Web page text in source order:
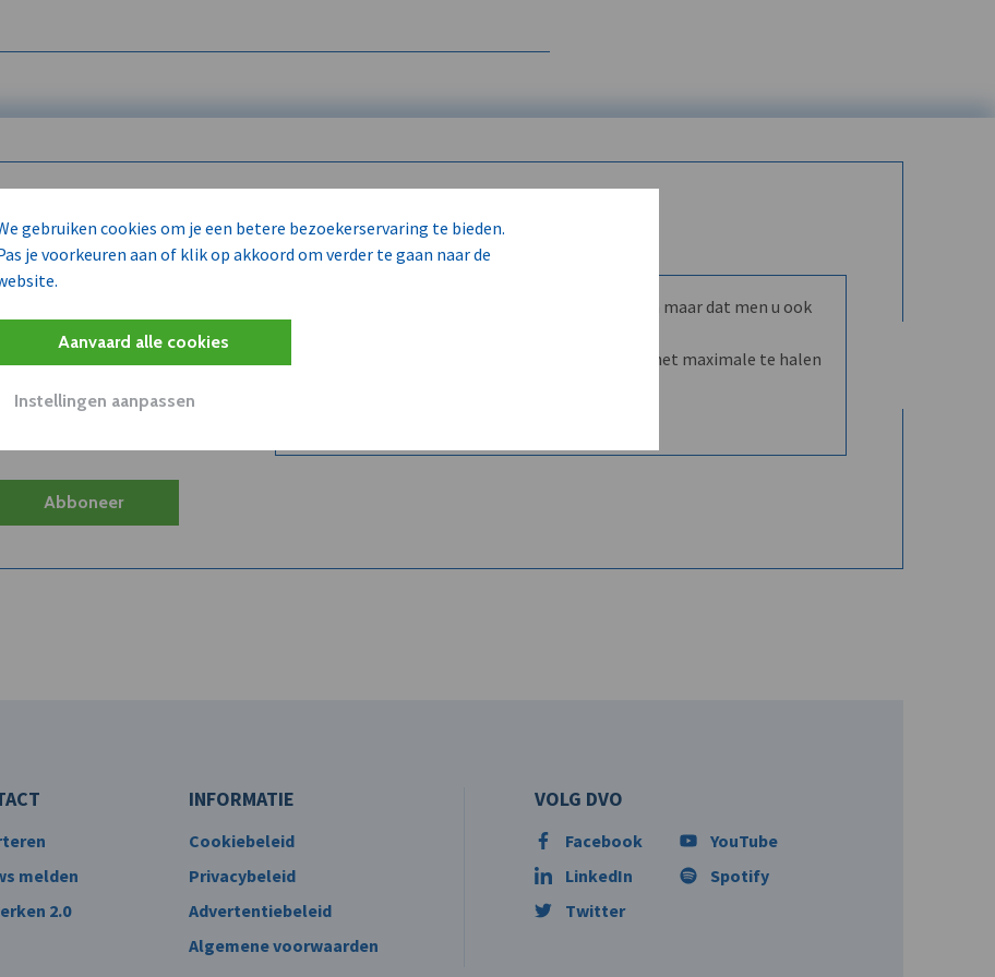
gebruiken cookies om je een betere bezoekerservaring te bieden.
je voorkeuren aan of klik op akkoord om verder te gaan naar de
Aanvaard alle cookies
Instellingen aanpassen
enkel voor
concurrenten en/of partners
Abboneer
Wilt u niet enkel de dVO community leren kennen maar dat men u ook
Word dVO Member voor €72/mnd en dVO helpt u het maximale te halen
melden
2.0
INFORMATIE
Cookiebeleid
Privacybeleid
Advertentiebeleid
Algemene voorwaarden
VOLG DVO
Facebook
LinkedIn
Twitter
YouTube
Spotify